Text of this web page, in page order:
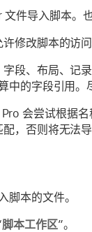
件导入脚本。
修改脚本的访问
段、布局、记
中的字段引用
会尝试根据
，否则将无法
脚本的文件。
脚本工作区”。